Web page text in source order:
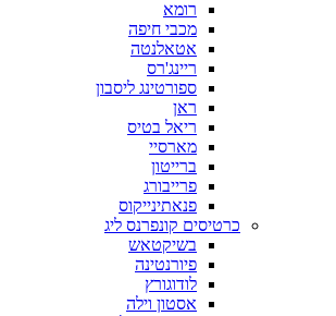
רומא
מכבי חיפה
אטאלנטה
ריינג'רס
ספורטינג ליסבון
ראן
ריאל בטיס
מארסיי
ברייטון
פרייבורג
פנאתינייקוס
כרטיסים קונפרנס ליג
בשיקטאש
פיורנטינה
לודוגורץ
אסטון וילה